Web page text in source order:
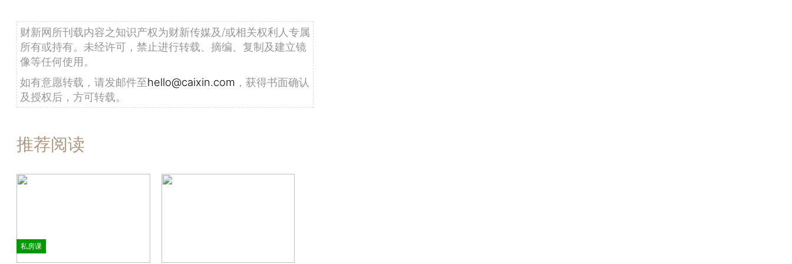
财新网所刊载内容之知识产权为财新传媒及/或相关权利人专属
所有或持有。未经许可，禁止进行转载、摘编、复制及建立镜
像等任何使用。
如有意愿转载，请发邮件至hello@caixin.com ，获得书面确认
及授权后，方可转载。
推荐阅读
私房课